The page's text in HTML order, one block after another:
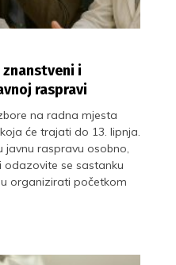
i
raspravi
na radna mjesta
će trajati do 13. lipnja.
javnu raspravu osobno,
odazovite se sastanku
organizirati početkom